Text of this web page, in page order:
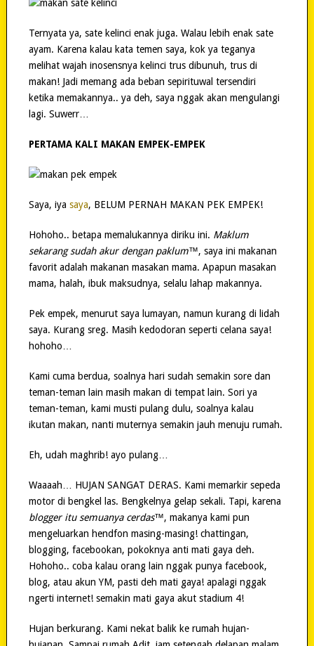
Ternyata ya, sate kelinci enak juga. Walau lebih enak sate
ayam. Karena kalau kata temen saya, kok ya teganya
melihat wajah inosensnya kelinci trus dibunuh, trus di
makan! Jadi memang ada beban sepirituwal tersendiri
ketika memakannya.. ya deh, saya nggak akan mengulangi
lagi. Suwerr…
PERTAMA KALI MAKAN EMPEK-EMPEK
Saya, iya saya, BELUM PERNAH MAKAN PEK EMPEK!
Hohoho.. betapa memalukannya diriku ini. Maklum
sekarang sudah akur dengan paklum™, saya ini makanan
favorit adalah makanan masakan mama. Apapun masakan
mama, halah, ibuk maksudnya, selalu lahap makannya.
Pek empek, menurut saya lumayan, namun kurang di lidah
saya. Kurang sreg. Masih kedodoran seperti celana saya!
hohoho…
Kami cuma berdua, soalnya hari sudah semakin sore dan
teman-teman lain masih makan di tempat lain. Sori ya
teman-teman, kami musti pulang dulu, soalnya kalau
ikutan makan, nanti muternya semakin jauh menuju rumah.
Eh, udah maghrib! ayo pulang…
Waaaah… HUJAN SANGAT DERAS. Kami memarkir sepeda
motor di bengkel las. Bengkelnya gelap sekali. Tapi, karena
blogger itu semuanya cerdas™, makanya kami pun
mengeluarkan hendfon masing-masing! chattingan,
blogging, facebookan, pokoknya anti mati gaya deh.
Hohoho.. coba kalau orang lain nggak punya facebook,
blog, atau akun YM, pasti deh mati gaya! apalagi nggak
ngerti internet! semakin mati gaya akut stadium 4!
Hujan berkurang. Kami nekat balik ke rumah hujan-